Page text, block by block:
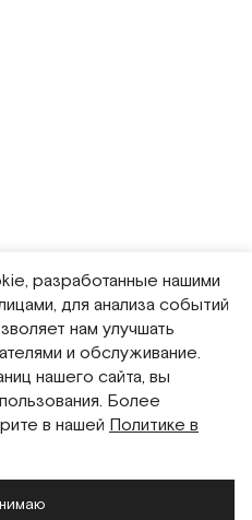
данных
файлов
данных
разработанные нашими
для анализа событий
нам улучшать
и обслуживание.
нашего сайта, вы
Более
в нашей Политике в